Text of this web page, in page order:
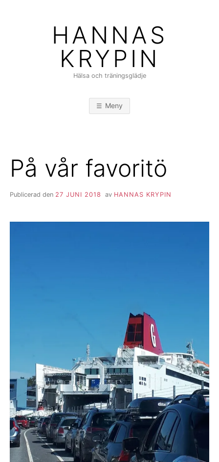
HANNAS
KRYPIN
Hälsa och träningsglädje
Meny
På vår favoritö
Publicerad den 27 JUNI 2018 av HANNAS KRYPIN